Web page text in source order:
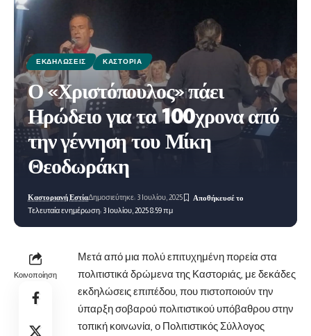
ΕΚΔΗΛΏΣΕΙΣ ΚΑΣΤΟΡΙΆ
Ο «Χριστόπουλος» πάει
Ηρώδειο για τα 100χρονα από
την γέννηση του Μίκη
Θεοδωράκη
Τελευταία ενημέρωση: 3 Ιουλίου, 2025 8:59 πμ
Καστοριανή ΕστίαΔημοσιεύτηκε: 3 Ιουλίου, 2025
Κοινοποίηση
Μετά από μια πολύ επιτυχημένη πορεία στα
πολιτιστικά δρώμενα της Καστοριάς, με δεκάδες
εκδηλώσεις επιπέδου, που πιστοποιούν την
ύπαρξη σοβαρού πολιτιστικού υπόβαθρου στην
τοπική κοινωνία, ο Πολιτιστικός Σύλλογος